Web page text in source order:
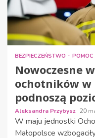
BEZPIECZEŃSTWO POMOC
Nowoczesne
ochotników w
podnoszą
Aleksandra Przybysz 20
W maju jednostki
Małopolsce